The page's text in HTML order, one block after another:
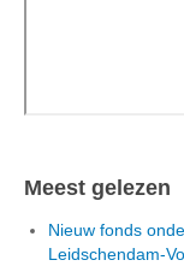
Meest gelezen
Nieuw fonds
Leidschendam-